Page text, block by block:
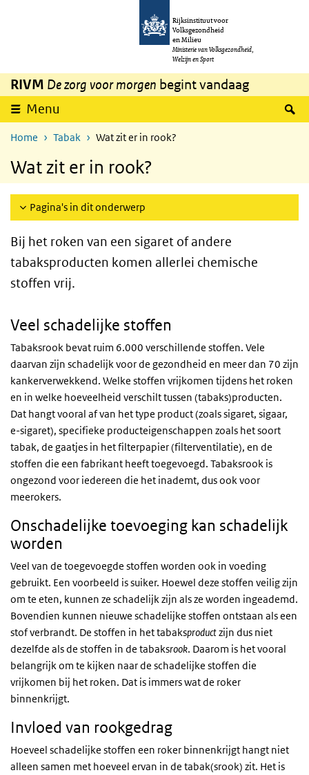
Overslaan en naar de inhoud gaan
Rijksinstituut voor
Volksgezondheid
en Milieu
Ministerie van Volksgezondheid,
Welzijn en Sport
RIVM De zorg voor morgen begint vandaag
Menu
Home Tabak Wat zit er in rook?
Wat zit er in rook?
Pagina's in dit onderwerp
Bij het roken van een sigaret of andere
tabaksproducten komen allerlei chemische
stoffen vrij.
Veel schadelijke stoffen
Tabaksrook bevat ruim 6.000 verschillende stoffen. Vele
daarvan zijn schadelijk voor de gezondheid en meer dan 70 zijn
kankerverwekkend. Welke stoffen vrijkomen tijdens het roken
en in welke hoeveelheid verschilt tussen (tabaks)producten.
Dat hangt vooral af van het type product (zoals sigaret, sigaar,
e-sigaret), specifieke producteigenschappen zoals het soort
tabak, de gaatjes in het filterpapier (filterventilatie), en de
stoffen die een fabrikant heeft toegevoegd. Tabaksrook is
ongezond voor iedereen die het inademt, dus ook voor
meerokers.
Onschadelijke toevoeging kan schadelijk
worden
Veel van de toegevoegde stoffen worden ook in voeding
gebruikt. Een voorbeeld is suiker. Hoewel deze stoffen veilig zijn
om te eten, kunnen ze schadelijk zijn als ze worden ingeademd.
Bovendien kunnen nieuwe schadelijke stoffen ontstaan als een
stof verbrandt. De stoffen in het tabaksproductzijn dus niet
dezelfde als de stoffen in de tabaksrook. Daarom is het vooral
belangrijk om te kijken naar de schadelijke stoffen die
vrijkomen bij het roken. Dat is immers wat de roker
binnenkrijgt.
Invloed van rookgedrag
Hoeveel schadelijke stoffen een roker binnenkrijgt hangt niet
alleen samen met hoeveel ervan in de tabak(srook) zit. Het is